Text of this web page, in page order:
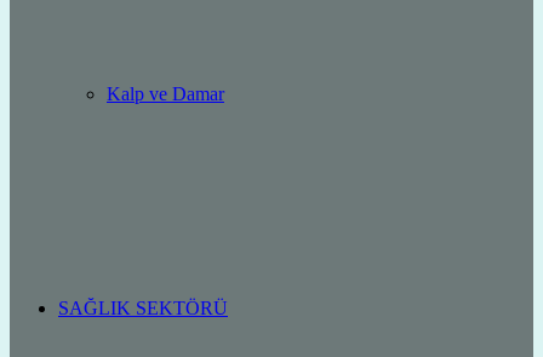
Kalp ve Damar
SAĞLIK SEKTÖRÜ